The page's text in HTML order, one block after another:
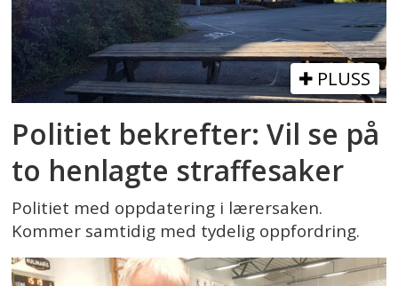
PLUSS
Politiet bekrefter: Vil se på
to henlagte straffesaker
Politiet med oppdatering i lærersaken.
Kommer samtidig med tydelig oppfordring.